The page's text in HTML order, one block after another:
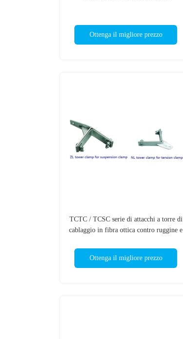
Ottenga il migliore prezzo
TCTC / TCSC serie di attacchi a torre di
cablaggio in fibra ottica contro ruggine e
Ottenga il migliore prezzo